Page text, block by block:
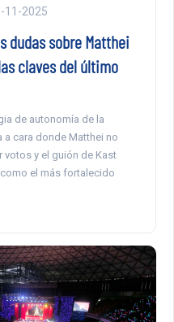
11-2025
dudas sobre Matthei
claves del último
de autonomía de la
a cara donde Matthei no
votos y el guión de Kast
el más fortalecido